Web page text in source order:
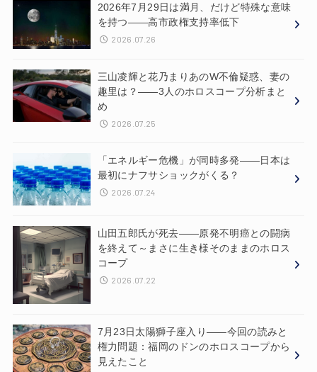
2026年7月29日は満月、だけど特殊な意味
を持つ——高市政権支持率低下
2026.07.26
三山凌輝と花乃まりあのW不倫疑惑、妻の
趣里は？——3人のホロスコープ分析まと
め
2026.07.25
「エネルギー危機」が同時多発——日本は
最初にナフサショックがくる？
2026.07.24
山田五郎氏が死去——原発不明癌との闘病
を終えて～まさに生き様そのままのホロス
コープ
2026.07.22
7月23日太陽獅子座入り——今回の読みと
権力問題：福岡のドンのホロスコープから
見えたこと